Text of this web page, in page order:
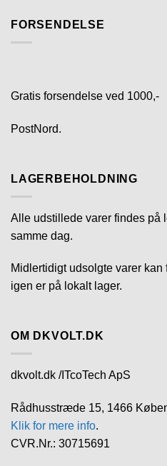
FORSENDELSE
Gratis forsendelse ved 1000,-
PostNord.
LAGERBEHOLDNING
Alle udstillede varer findes på
samme dag.
Midlertidigt udsolgte varer
igen er på lokalt lager.
OM DKVOLT.DK
dkvolt.dk /ITcoTech ApS
Rådhusstræde 15, 1466
Klik for mere info.
CVR.Nr.: 30715691